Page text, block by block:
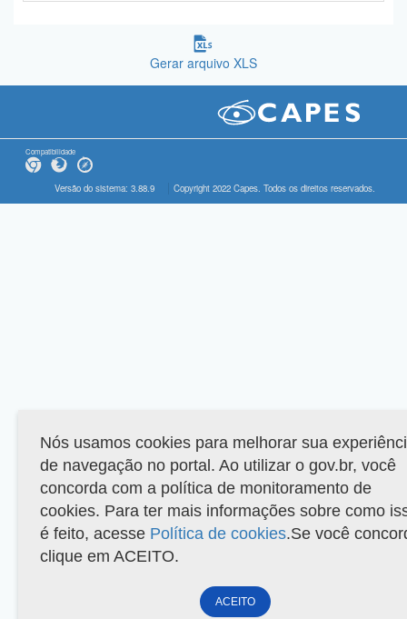
Gerar arquivo XLS
Compatibilidade
Versão do sistema: 3.88.9 Copyright 2022 Capes. Todos os direitos reservados.
Nós usamos cookies para melhorar sua
de navegação no portal. Ao utilizar o gov.br, você
concorda com a política de monitoramento de
cookies. Para ter mais informações sobre como
é feito, acesse Política de cookies.Se você
clique em ACEITO.
ACEITO